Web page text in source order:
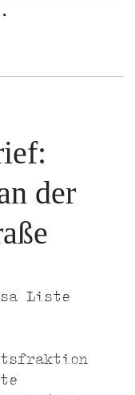
der
Liste